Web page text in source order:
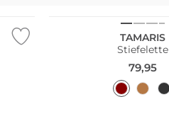
TAMARIS
Stiefelette
79,95